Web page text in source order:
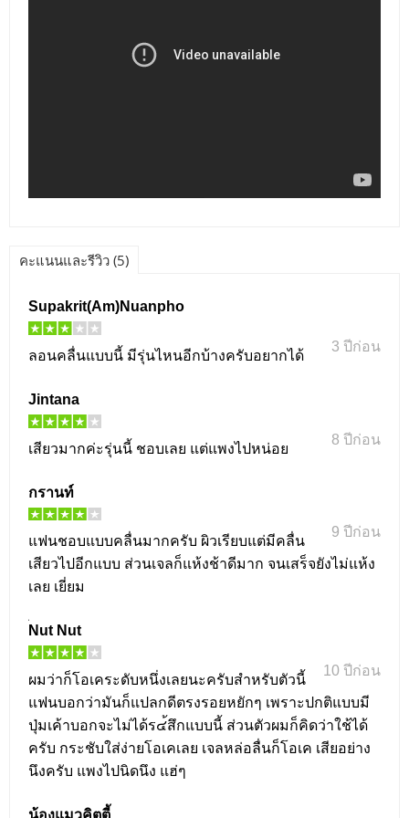
คะแนนและรีวิว (5)
Supakrit(Am)Nuanpho
3 ปีก่อน
ลอนคลื่นแบบนี้ มีรุ่นไหนอีกบ้างครับอยากได้
Jintana
8 ปีก่อน
เสียวมากค่ะรุ่นนี้ ชอบเลย แต่แพงไปหน่อย
กรานท์
9 ปีก่อน
แฟนชอบแบบคลื่นมากครับ ผิวเรียบแต่มีคลื่น
เสียวไปอีกแบบ ส่วนเจลก็แห้งช้าดีมาก จนเสร็จยังไม่แห้ง
เลย เยี่ยม
์ีNut Nut
10 ปีก่อน
ผมว่าก็โอเคระดับหนึ่งเลยนะครับสำหรับตัวนี้
แฟนบอกว่ามันก็แปลกดีตรงรอยหยักๆ เพราะปกติแบบมี
ปุ่มเค้าบอกจะไม่ได้ร๔้สึกแบบนี้ ส่วนตัวผมก็คิดว่าใช้ได้
ครับ กระชับใส่ง่ายโอเคเลย เจลหล่อลื่นก็โอเค เสียอย่าง
นึงครับ แพงไปนิดนึง แฮ่ๆ
น้องแมวคิตตี้